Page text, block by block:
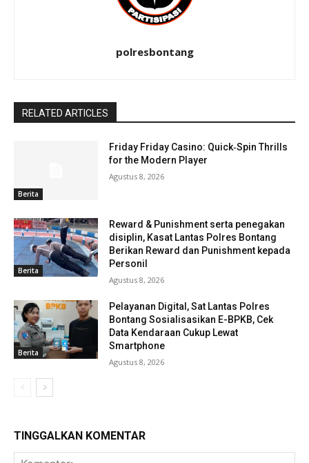
polresbontang
RELATED ARTICLES
Berita
Friday Friday Casino: Quick‑Spin Thrills
for the Modern Player
Agustus 8, 2026
Berita
Reward & Punishment serta penegakan
disiplin, Kasat Lantas Polres Bontang
Berikan Reward dan Punishment kepada
Personil
Agustus 8, 2026
Berita
Pelayanan Digital, Sat Lantas Polres
Bontang Sosialisasikan E-BPKB, Cek
Data Kendaraan Cukup Lewat
Smartphone
Agustus 8, 2026
TINGGALKAN KOMENTAR